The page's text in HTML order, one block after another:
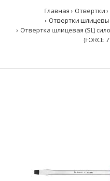
Главная Отвертки
Отвертки
Отвертка шлицевая (SL)
(FORCE